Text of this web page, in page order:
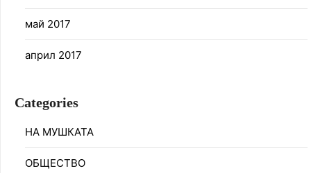
май 2017
април 2017
Categories
НА МУШКАТА
ОБЩЕСТВО